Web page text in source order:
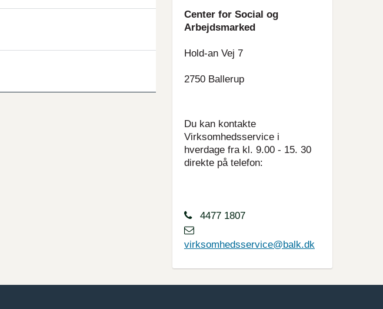
Center for Social og
Arbejdsmarked
Hold-an Vej 7
2750 Ballerup
Du kan kontakte
Virksomhedsservice i
hverdage fra kl. 9.00 - 15. 30
direkte på telefon:
4477 1807
virksomhedsservice@balk.dk